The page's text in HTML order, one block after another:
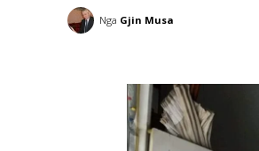
Nga Gjin Musa